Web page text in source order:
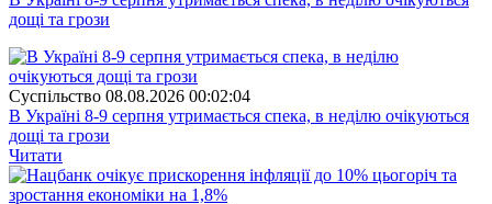
дощі та грози
Суспiльство 08.08.2026 00:02:04
В Україні 8-9 серпня утримається спека, в неділю очікуються
дощі та грози
Читати